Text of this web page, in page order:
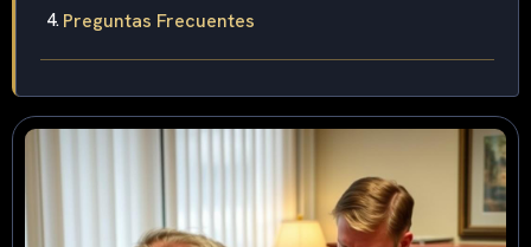
Preguntas Frecuentes